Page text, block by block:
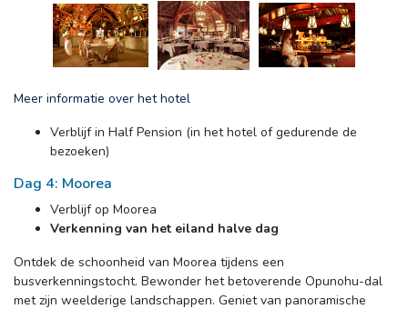
Meer informatie over het hotel
Verblijf in Half Pension (in het hotel of gedurende de
bezoeken)
Dag 4: Moorea
Verblijf op Moorea
Verkenning van het eiland halve dag
Ontdek de schoonheid van Moorea tijdens een
busverkenningstocht. Bewonder het betoverende Opunohu-dal
met zijn weelderige landschappen. Geniet van panoramische